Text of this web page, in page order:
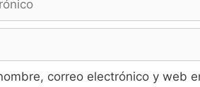
correo electrónico y web